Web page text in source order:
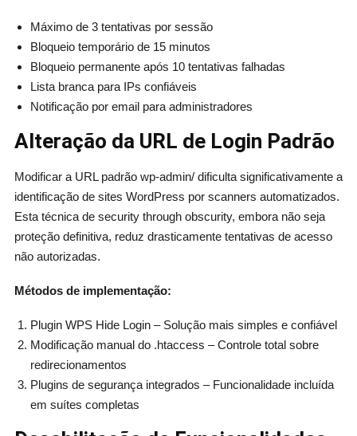
Máximo de 3 tentativas por sessão
Bloqueio temporário de 15 minutos
Bloqueio permanente após 10 tentativas falhadas
Lista branca para IPs confiáveis
Notificação por email para administradores
Alteração da URL de Login Padrão
Modificar a URL padrão wp-admin/ dificulta significativamente a
identificação de sites WordPress por scanners automatizados.
Esta técnica de security through obscurity, embora não seja
proteção definitiva, reduz drasticamente tentativas de acesso
não autorizadas.
Métodos de implementação:
Plugin WPS Hide Login – Solução mais simples e confiável
Modificação manual do .htaccess – Controle total sobre
redirecionamentos
Plugins de segurança integrados – Funcionalidade incluída
em suítes completas